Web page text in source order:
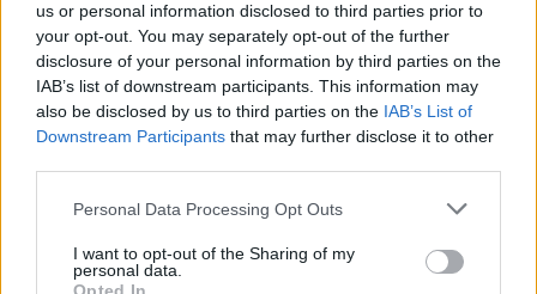
us or personal information disclosed to third parties prior to
your opt-out. You may separately opt-out of the further
disclosure of your personal information by third parties on the
IAB’s list of downstream participants. This information may
also be disclosed by us to third parties on the IAB’s List of
Downstream Participants that may further disclose it to other
Please note that this website/app uses one or more Google
not limited to your visit or usage behaviour. You may click to
grant or deny consent to Google and its third-party tags to
Personal Data Processing Opt Outs
I want to opt-out of the Sharing of my
personal data.
«Θεωρούμε ότι προς το τέλος του Αυγούστου θα
μπορέσουμε να δούμε τι ακριβώς θα εφαρμοστεί
σε συνεννόηση πάντοτε με την επιτροπή των
ειδικών. Απλά περιμένουμε να έχουμε περισσότερα
στοιχεία, καθώς έχουμε γύρω στις 20 μέρες και
πλέον για να ανοίξουν τα σχολεία. Θα είμαστε
έτοιμοι προς το τέλος του καλοκαιριού να έχουμε
και τα επόμενα δεδομένα», σημείωσε.